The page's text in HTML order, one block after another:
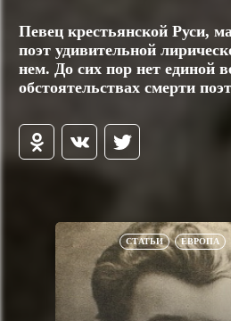
Певец крестьянской Руси,
поэт удивительной
нем. До сих пор нет единой
обстоятельствах смерти
СТАТЬИ ЕВРОПА